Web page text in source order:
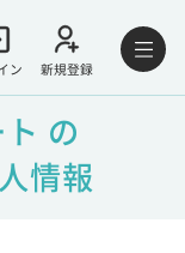
ン 新規登録
の
情報